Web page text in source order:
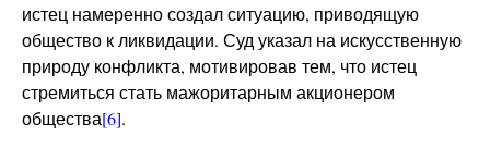
истец намеренно создал ситуацию, приводящую
общество к ликвидации. Суд указал на искусственную
природу конфликта, мотивировав тем, что истец
стремиться стать мажоритарным акционером
общества[6].